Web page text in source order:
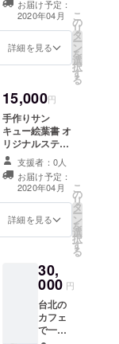
す。 ●ステッ
カーは私の名前
入りの可愛らし
いものをご用意
おります。デザ
インは今のとこ
ろ1種類の予定で
すが変更になる
可能性がありま
す。 ●手作りサ
ンキュー絵葉書
について 手描き
の絵を描くのが
大好きな私が支
援者様へありが
とうの気持ちを
制作します。
お届け予定：
2020年04月
詳細を見る
こ
の
リ
タ
ー
ン
を
選
択
す
る
15,000円
手作りサン
キュー絵葉書 オ
リジナルステッ
カー3枚 台湾ポ
ストカード2枚
この３つを発送
致します。 ●ス
テッカーは私の
名前入りの可愛
5cmの円形を予
定しておりま
す。デザインは
今のところ1種類
の予定ですが変
更になる可能性
支援者：0人
お届け予定：
2020年04月
詳細を見る
こ
の
リ
タ
ー
ン
を
選
択
す
る
30,
000 円
台北の
カフェ
で一緒